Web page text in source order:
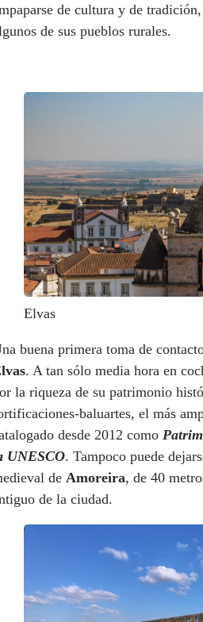
de cultura y de
de sus pueblos rurales.
Elvas
buena primera toma de
. A tan sólo media hora en
la riqueza de su patrimonio
baluartes, el más
desde 2012 como
UNESCO. Tampoco puede
de Amoreira, de 40
de la ciudad.